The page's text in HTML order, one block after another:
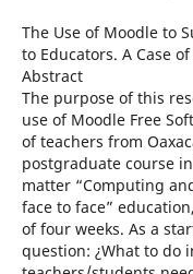
The Use of Moodle to
to Educators. A Case
Abstract
The purpose of this
use of Moodle Free
of teachers from
postgraduate course
matter “Computing
face to face”
of four weeks. As a
question: ¿What to do